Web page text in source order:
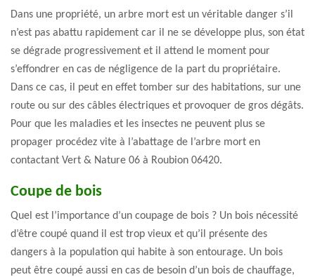
Dans une propriété, un arbre mort est un véritable danger s’il
n’est pas abattu rapidement car il ne se développe plus, son état
se dégrade progressivement et il attend le moment pour
s’effondrer en cas de négligence de la part du propriétaire.
Dans ce cas, il peut en effet tomber sur des habitations, sur une
route ou sur des câbles électriques et provoquer de gros dégâts.
Pour que les maladies et les insectes ne peuvent plus se
propager procédez vite à l’abattage de l’arbre mort en
contactant Vert & Nature 06 à Roubion 06420.
Coupe de bois
Quel est l’importance d’un coupage de bois ? Un bois nécessité
d’être coupé quand il est trop vieux et qu’il présente des
dangers à la population qui habite à son entourage. Un bois
peut être coupé aussi en cas de besoin d’un bois de chauffage,